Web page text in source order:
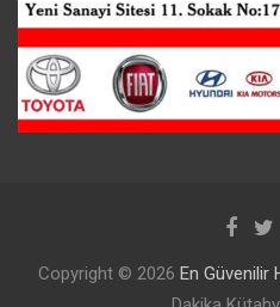
Copyright © 2026 En Güvenilir